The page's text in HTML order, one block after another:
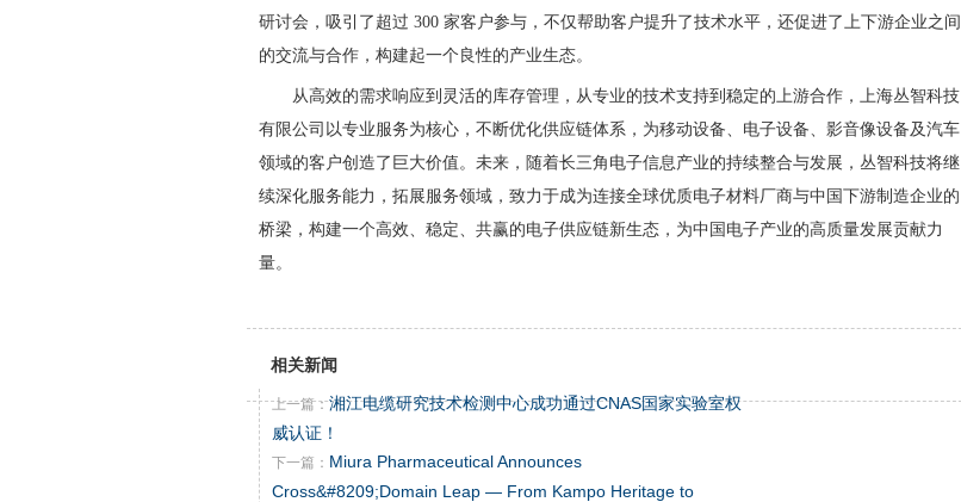
研讨会，吸引了超过 300 家客户参与，不仅帮助客户提升了技术水平，还促进了上下游企业之间
的交流与合作，构建起一个良性的产业生态。
从高效的需求响应到灵活的库存管理，从专业的技术支持到稳定的上游合作，上海丛智科技
有限公司以专业服务为核心，不断优化供应链体系，为移动设备、电子设备、影音像设备及汽车
领域的客户创造了巨大价值。未来，随着长三角电子信息产业的持续整合与发展，丛智科技将继
续深化服务能力，拓展服务领域，致力于成为连接全球优质电子材料厂商与中国下游制造企业的
桥梁，构建一个高效、稳定、共赢的电子供应链新生态，为中国电子产业的高质量发展贡献力
量。
相关新闻
上一篇：湘江电缆研究技术检测中心成功通过CNAS国家实验室权
威认证！
下一篇： Miura Pharmaceutical Announces
Cross&#8209;Domain Leap — From Kampo Heritage to